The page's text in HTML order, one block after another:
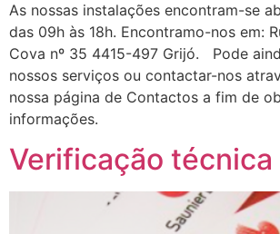
As nossas instalações encontram-se
das 09h às 18h. Encontramo-nos em:
Cova nº 35 4415-497 Grijó. Pode
nossos serviços ou contactar-nos
nossa página de Contactos a fim de
informações.
Verificação